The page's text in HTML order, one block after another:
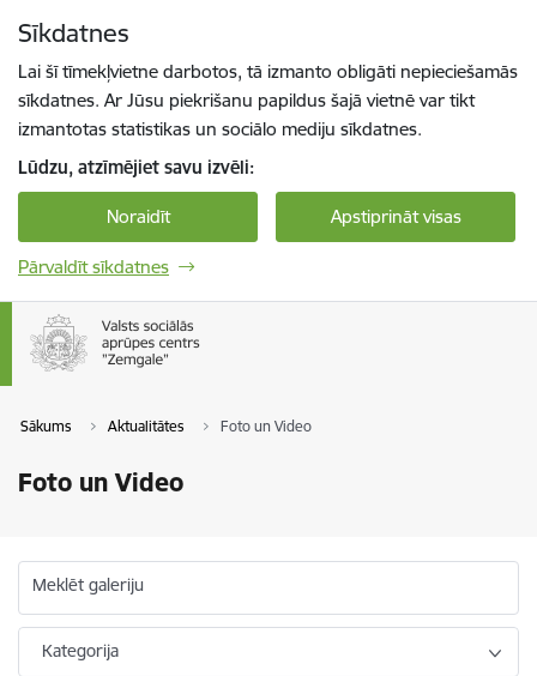
Sīkdatnes
Lai šī tīmekļvietne darbotos, tā izmanto obligāti nepieciešamās
sīkdatnes. Ar Jūsu piekrišanu papildus šajā vietnē var tikt
izmantotas statistikas un sociālo mediju sīkdatnes.
Lūdzu, atzīmējiet savu izvēli:
Noraidīt Apstiprināt visas
Pārvaldīt sīkdatnes
Sākums Aktualitātes Foto un Video
Foto un Video
Meklēt galeriju
Kategorija